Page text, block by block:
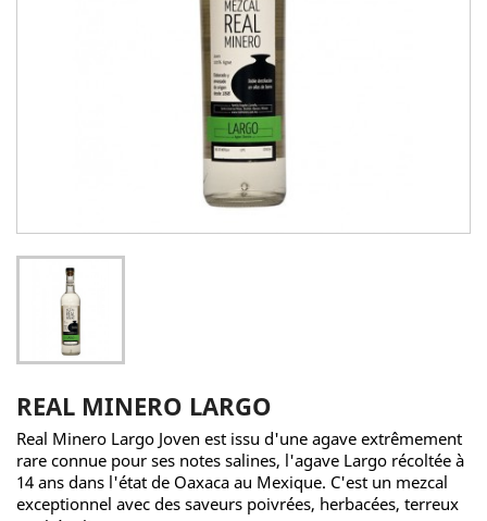
REAL MINERO LARGO
Real Minero Largo Joven est issu d'une agave extrêmement
rare connue pour ses notes salines, l'agave Largo récoltée à
14 ans dans l'état de Oaxaca au Mexique. C'est un mezcal
exceptionnel avec des saveurs poivrées, herbacées, terreux